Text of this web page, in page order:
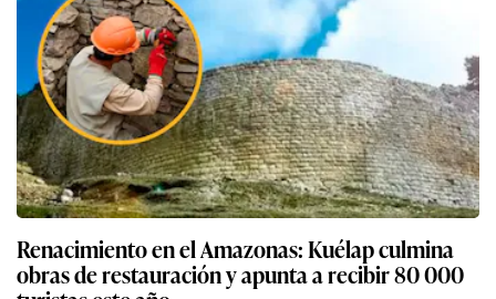
Renacimiento en el Amazonas: Kuélap culmina
obras de restauración y apunta a recibir 80 000